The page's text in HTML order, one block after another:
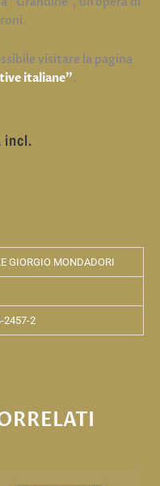
visitare la pagina
italiane”.
incl.
GIORGIO MONDADORI
2457-2